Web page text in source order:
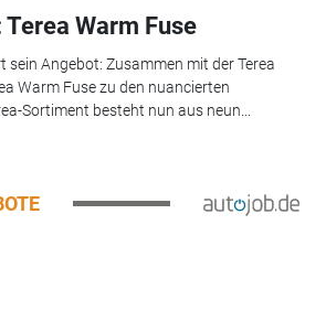
Warm Fuse
sein Angebot: Zusammen mit der Terea
Warm Fuse zu den nuancierten
Sortiment besteht nun aus neun...